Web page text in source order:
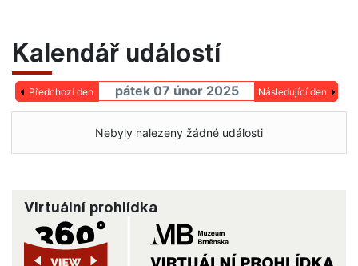
Kalendář událostí
Předchozí den pátek 07 únor 2025 Následující den
Nebyly nalezeny žádné události
Virtuální prohlídka